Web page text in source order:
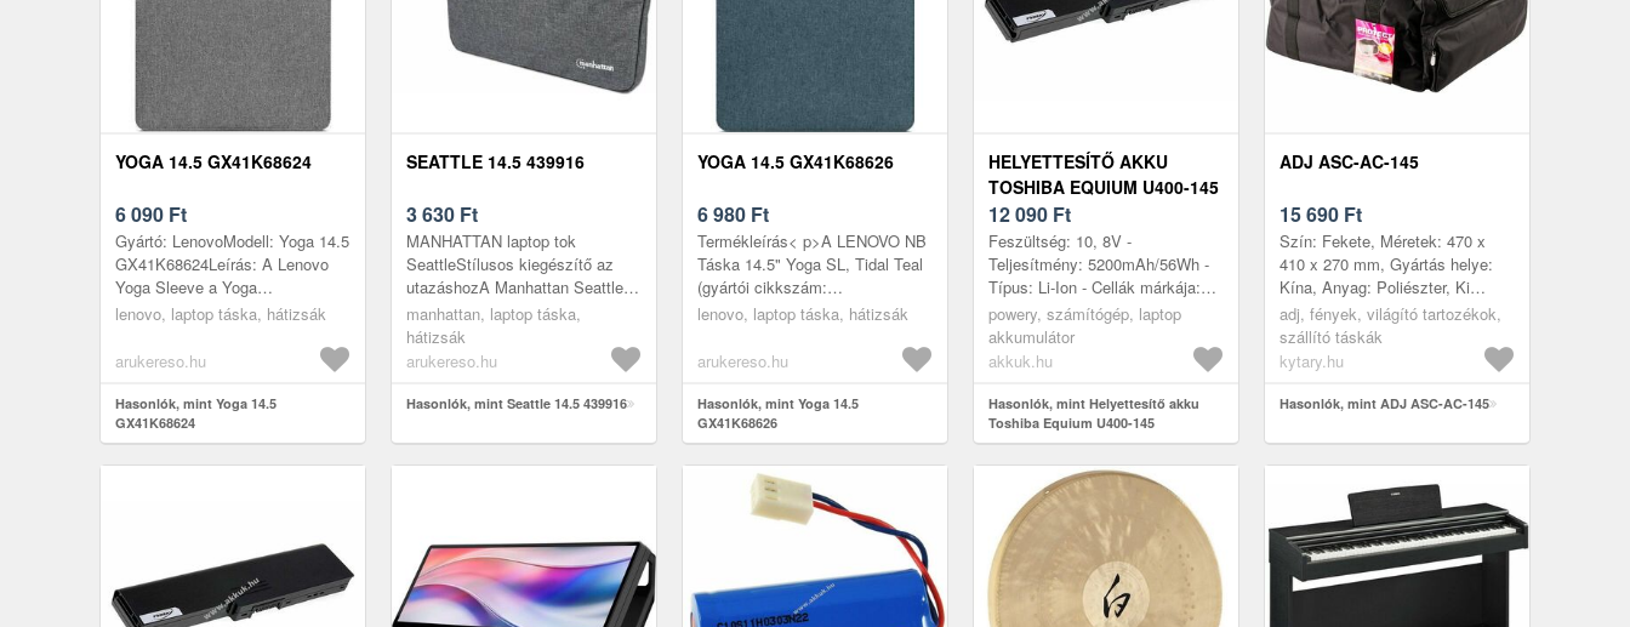
YOGA 14.5 GX41K68624
6 090 Ft
Gyártó: LenovoModell: Yoga 14.5
GX41K68624Leírás: A Lenovo
Yoga Sleeve a Yoga
rendszerekhez készült
méretben kapha...
lenovo, laptop táska, hátizsák
arukereso.hu
Hasonlók, mint Yoga 14.5
GX41K68624
SEATTLE 14.5 439916
3 630 Ft
MANHATTAN laptop tok
SeattleStílusos kiegészítő az
utazáshozA Manhattan Seattle a
tökéletes társ a laptop
utazásához. Kompakt
kialakításának köszön...
manhattan, laptop táska,
hátizsák
arukereso.hu
Hasonlók, mint Seattle 14.5 439916
YOGA 14.5 GX41K68626
6 980 Ft
Termékleírás< p>A LENOVO NB
Táska 14.5" Yoga SL, Tidal Teal
(gyártói cikkszám:
GX41K68626A) egy praktikus és
Yoga laptop...
lenovo, laptop táska, hátizsák
arukereso.hu
Hasonlók, mint Yoga 14.5
GX41K68626
HELYETTESÍTŐ AKKU
TOSHIBA EQUIUM U400-145
12 090 Ft
Feszültség: 10, 8V -
Teljesítmény: 5200mAh/56Wh -
Típus: Li-Ion - Cellák márkája:
LG/SAMSUNG - Cellák száma: 6
- Méret: 205mm x 50mm x 20mm
powery, számítógép, laptop
akkumulátor
akkuk.hu
Hasonlók, mint Helyettesítő akku
Toshiba Equium U400-145
ADJ ASC-AC-145
15 690 Ft
Szín: Fekete, Méretek: 470 x
410 x 270 mm, Gyártás helye:
Kína, Anyag: Poliészter, Ki
számára alkalmas: Egyetemes,
Zsebek száma: 1
adj, fények, világító tartozékok,
szállító táskák
kytary.hu
Hasonlók, mint ADJ ASC-AC-145